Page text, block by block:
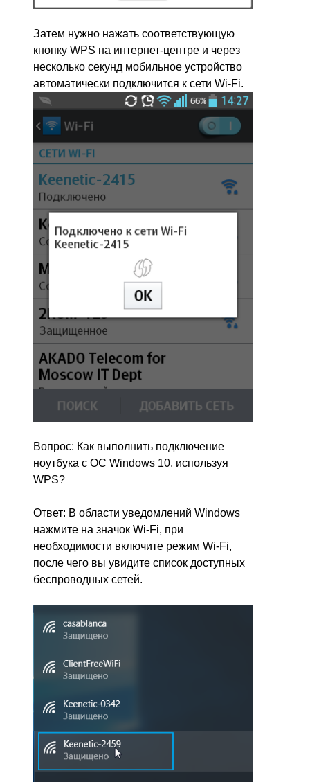
Затем нужно нажать соответствующую
кнопку WPS на интернет-центре и через
несколько секунд мобильное устройство
автоматически подключится к сети Wi-Fi.
Вопрос: Как выполнить подключение
ноутбука с ОС Windows 10, используя
WPS?
Ответ: В области уведомлений Windows
нажмите на значок Wi-Fi, при
необходимости включите режим Wi-Fi,
после чего вы увидите список доступных
беспроводных сетей.